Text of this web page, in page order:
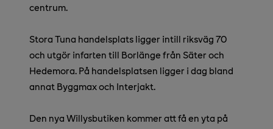
centrum.
Stora Tuna handelsplats ligger intill riksväg 70
och utgör infarten till Borlänge från Säter och
Hedemora. På handelsplatsen ligger i dag bland
annat Byggmax och Interjakt.
Den nya Willysbutiken kommer att få en yta på